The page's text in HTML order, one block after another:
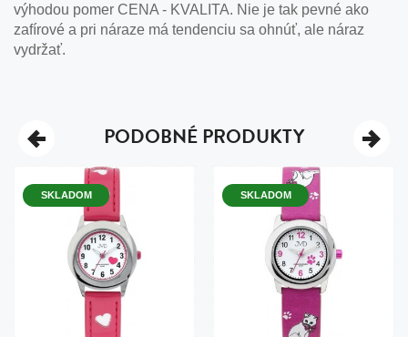
výhodou pomer CENA - KVALITA. Nie je tak pevné ako
zafírové a pri náraze má tendenciu sa ohnúť, ale náraz
vydržať.
PODOBNÉ PRODUKTY
SKLADOM SKLADOM